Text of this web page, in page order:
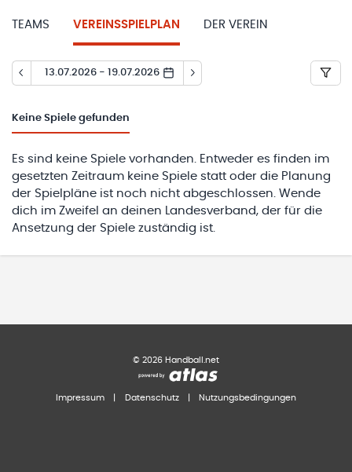
TEAMS VEREINSSPIELPLAN DER VEREIN
13.07.2026 - 19.07.2026
Keine Spiele gefunden
Es sind keine Spiele vorhanden. Entweder es finden im
gesetzten Zeitraum keine Spiele statt oder die Planung
der Spielpläne ist noch nicht abgeschlossen. Wende
dich im Zweifel an deinen Landesverband, der für die
Ansetzung der Spiele zuständig ist.
© 2026 Handball.net
Impressum Datenschutz Nutzungsbedingungen